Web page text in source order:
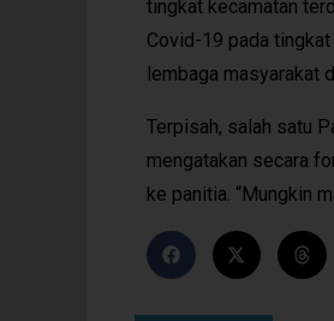
tingkat kecamatan
Covid-19 pada
lembaga masyarakat
Terpisah, salah satu
mengatakan secara
ke panitia. “Mungkin